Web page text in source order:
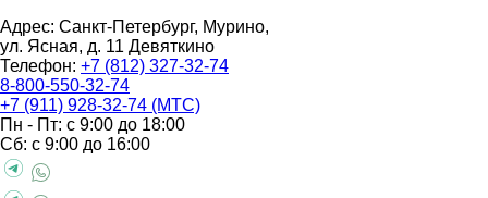
Адрес: Санкт-Петербург, Мурино,
ул. Ясная, д. 11 Девяткино
Телефон: +7 (812) 327-32-74
8-800-550-32-74
+7 (911) 928-32-74 (МТС)
Пн - Пт: с 9:00 до 18:00
Сб: с 9:00 до 16:00